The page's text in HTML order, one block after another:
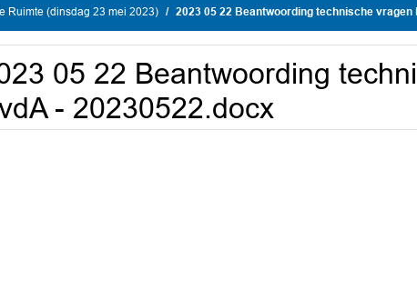
Ruimte (dinsdag 23 mei 2023) 2023 05 22 Beantwoording technische vragen
05 22 Beantwoording
- 20230522.docx